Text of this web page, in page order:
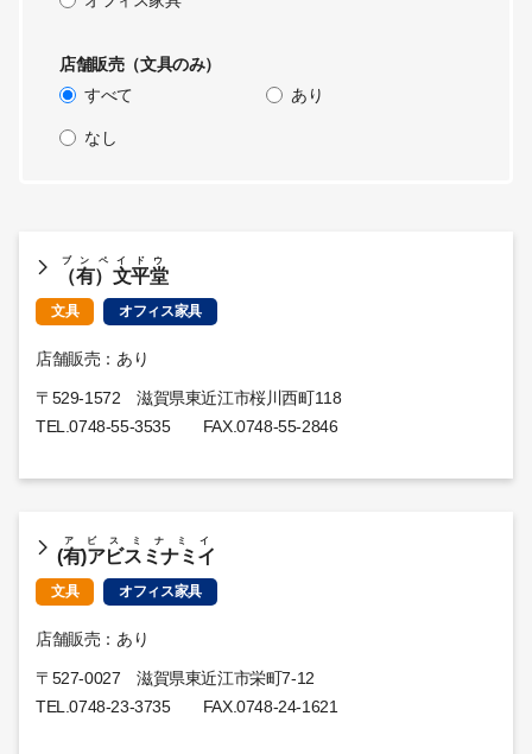
店舗販売（文具のみ）
すべて
あり
なし
（有）文平堂
ブンペイドウ
文具 オフィス家具
店舗販売：あり
〒529-1572 滋賀県東近江市桜川西町118
TEL.0748-55-3535FAX.0748-55-2846
(有)アビスミナミイ
アビスミナミイ
文具 オフィス家具
店舗販売：あり
〒527-0027 滋賀県東近江市栄町7-12
TEL.0748-23-3735FAX.0748-24-1621